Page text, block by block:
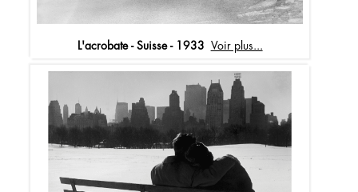
L'acrobate - Suisse - 1933 Voir plus...